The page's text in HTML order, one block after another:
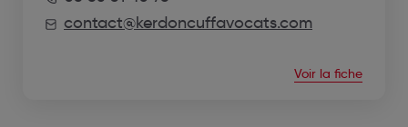
contact@kerdoncuffavocats.com
Voir la fiche